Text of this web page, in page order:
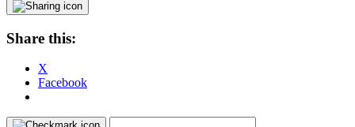
Share this:
X
Facebook